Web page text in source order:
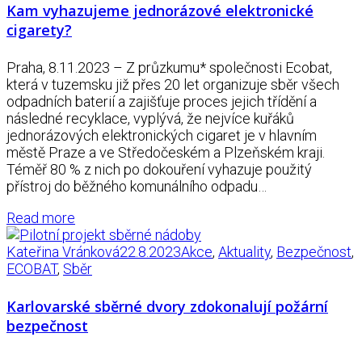
Kam vyhazujeme jednorázové elektronické
cigarety?
Praha, 8.11.2023 – Z průzkumu* společnosti Ecobat,
která v tuzemsku již přes 20 let organizuje sběr všech
odpadních baterií a zajišťuje proces jejich třídění a
následné recyklace, vyplývá, že nejvíce kuřáků
jednorázových elektronických cigaret je v hlavním
městě Praze a ve Středočeském a Plzeňském kraji.
Téměř 80 % z nich po dokouření vyhazuje použitý
přístroj do běžného komunálního odpadu…
Read more
Kateřina Vránková22.8.2023Akce, Aktuality, Bezpečnost,
ECOBAT, Sběr
Karlovarské sběrné dvory zdokonalují požární
bezpečnost